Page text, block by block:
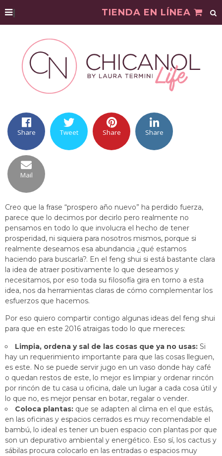
TIENDA EN LÍNEA
|
Share Tweet Share Share
Mail
Creo que la frase “prospero año nuevo” ha perdido fuerza,
parece que lo decimos por decirlo pero realmente no
pensamos en todo lo que involucra el hecho de tener
prosperidad, ni siquiera para nosotros mismos, porque si
realmente deseamos esa abundancia ¿qué estamos
haciendo para buscarla?. En el feng shui si está bastante clara
la idea de atraer positivamente lo que deseamos y
necesitamos, por eso toda su filosofía gira en torno a esta
idea, nos da herramientas claras de cómo complementar los
esfuerzos que hacemos.
Por eso quiero compartir contigo algunas ideas del feng shui
para que en este 2016 atraigas todo lo que mereces:
Limpia, ordena y sal de las cosas que ya no usas: Si
hay un requerimiento importante para que las cosas lleguen,
es este. No se puede servir jugo en un vaso donde hay café
o quedan restos de este, lo mejor es limpiar y ordenar rincón
por rincón de tu casa u oficina, dale un lugar a cada cosa útil y
lo que no, es mejor pensar en botar, regalar o vender.
Coloca plantas: que se adapten al clima en el que estás,
en las oficinas y espacios cerrados es muy recomendable el
bambú, lo ideal es tener un buen espacio con plantas por que
son un depurativo ambiental y energético. Eso sí, los cactus y
sábilas procura colocarlo en las entradas o espacios muy